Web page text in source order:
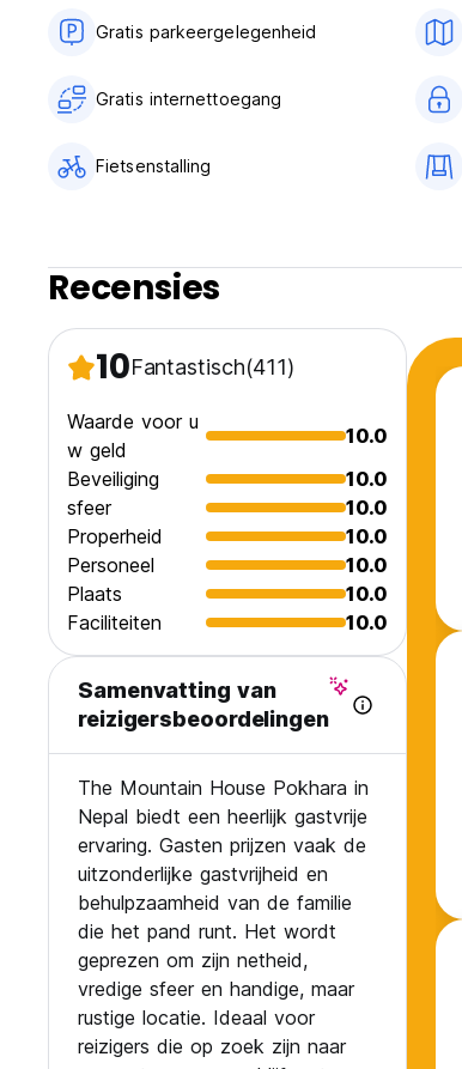
Gratis parkeergelegenheid
Gratis internettoegang
Fietsenstalling
Recensies
10Fantastisch(411)
Waarde voor u
w geld
10.0
Beveiliging
10.0
sfeer
10.0
Properheid
10.0
Personeel
10.0
Plaats
10.0
Faciliteiten
10.0
Samenvatting van
reizigersbeoordelingen
The Mountain House Pokhara in
Nepal biedt een heerlijk gastvrije
ervaring. Gasten prijzen vaak de
uitzonderlijke gastvrijheid en
behulpzaamheid van de familie
die het pand runt. Het wordt
geprezen om zijn netheid,
vredige sfeer en handige, maar
rustige locatie. Ideaal voor
reizigers die op zoek zijn naar